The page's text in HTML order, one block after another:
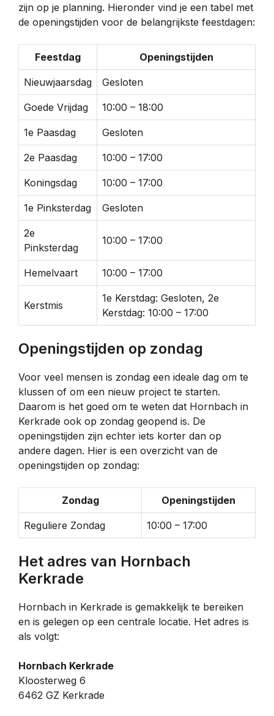
zijn op je planning. Hieronder vind je een tabel met
de openingstijden voor de belangrijkste feestdagen:
Feestdag Openingstijden
Nieuwjaarsdag Gesloten
Goede Vrijdag 10:00 – 18:00
1e Paasdag Gesloten
2e Paasdag 10:00 – 17:00
Koningsdag 10:00 – 17:00
1e Pinksterdag Gesloten
2e
Pinksterdag
10:00 – 17:00
Hemelvaart 10:00 – 17:00
Kerstmis
1e Kerstdag: Gesloten, 2e
Kerstdag: 10:00 – 17:00
Openingstijden op zondag
Voor veel mensen is zondag een ideale dag om te
klussen of om een nieuw project te starten.
Daarom is het goed om te weten dat Hornbach in
Kerkrade ook op zondag geopend is. De
openingstijden zijn echter iets korter dan op
andere dagen. Hier is een overzicht van de
openingstijden op zondag:
Zondag Openingstijden
Reguliere Zondag 10:00 – 17:00
Het adres van Hornbach
Kerkrade
Hornbach in Kerkrade is gemakkelijk te bereiken
en is gelegen op een centrale locatie. Het adres is
als volgt:
Hornbach Kerkrade
Kloosterweg 6
6462 GZ Kerkrade